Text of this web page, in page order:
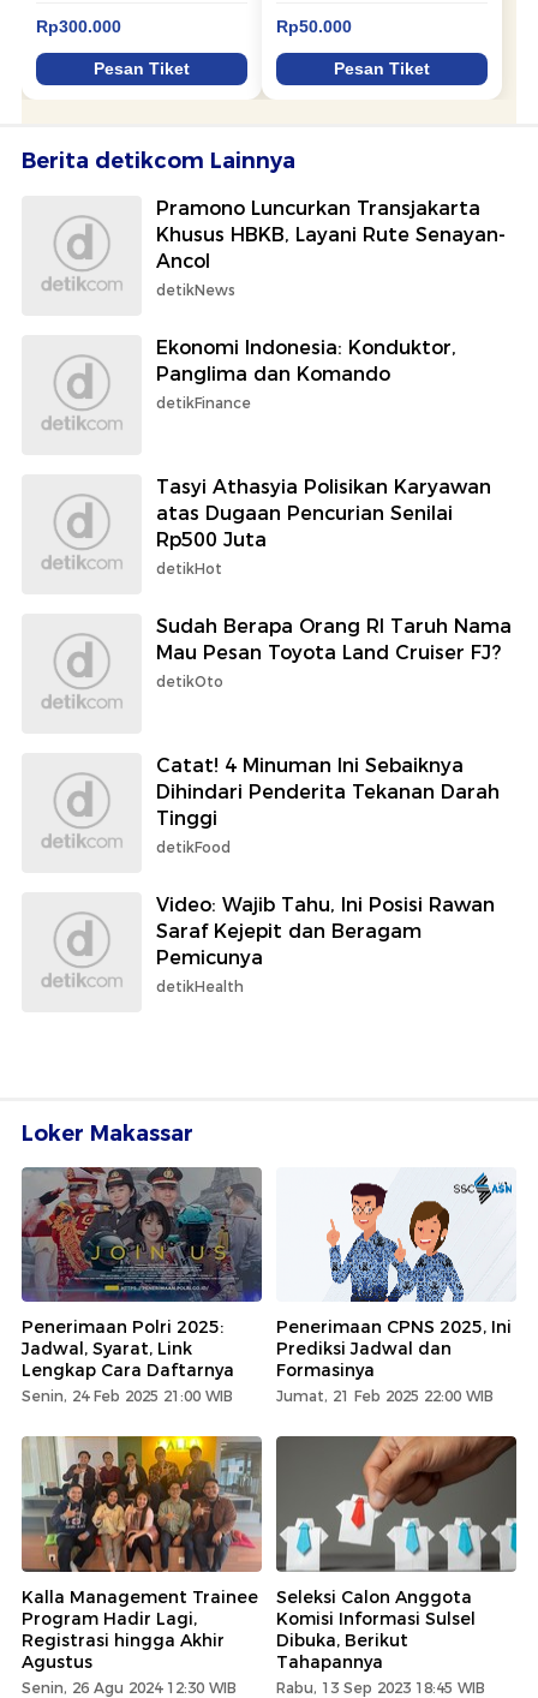
Berita detikcom Lainnya
Pramono Luncurkan Transjakarta
Khusus HBKB, Layani Rute Senayan-
Ancol
detikNews
Ekonomi Indonesia: Konduktor,
Panglima dan Komando
detikFinance
Tasyi Athasyia Polisikan Karyawan
atas Dugaan Pencurian Senilai
Rp500 Juta
detikHot
Sudah Berapa Orang RI Taruh Nama
Mau Pesan Toyota Land Cruiser FJ?
detikOto
Catat! 4 Minuman Ini Sebaiknya
Dihindari Penderita Tekanan Darah
Tinggi
detikFood
Video: Wajib Tahu, Ini Posisi Rawan
Saraf Kejepit dan Beragam
Pemicunya
detikHealth
Loker Makassar
Penerimaan Polri 2025:
Jadwal, Syarat, Link
Lengkap Cara Daftarnya
Senin, 24 Feb 2025 21:00 WIB
Penerimaan CPNS 2025, Ini
Prediksi Jadwal dan
Formasinya
Jumat, 21 Feb 2025 22:00 WIB
Kalla Management Trainee
Program Hadir Lagi,
Registrasi hingga Akhir
Agustus
Senin, 26 Agu 2024 12:30 WIB
Seleksi Calon Anggota
Komisi Informasi Sulsel
Dibuka, Berikut
Tahapannya
Rabu, 13 Sep 2023 18:45 WIB